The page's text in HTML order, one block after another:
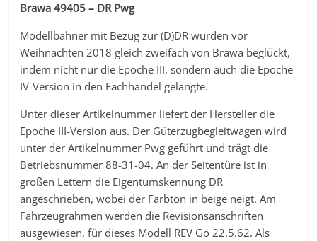
Brawa 49405 – DR Pwg
Modellbahner mit Bezug zur (D)DR wurden vor
Weihnachten 2018 gleich zweifach von Brawa beglückt,
indem nicht nur die Epoche III, sondern auch die Epoche
IV-Version in den Fachhandel gelangte.
Unter dieser Artikelnummer liefert der Hersteller die
Epoche III-Version aus. Der Güterzugbegleitwagen wird
unter der Artikelnummer Pwg geführt und trägt die
Betriebsnummer 88-31-04. An der Seitentüre ist in
großen Lettern die Eigentumskennung DR
angeschrieben, wobei der Farbton in beige neigt. Am
Fahrzeugrahmen werden die Revisionsanschriften
ausgewiesen, für dieses Modell REV Go 22.5.62. Als